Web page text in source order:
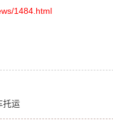
1484.html
托运